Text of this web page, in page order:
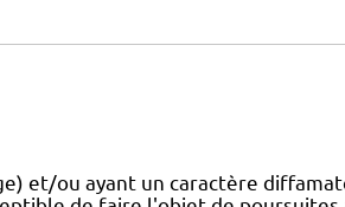
et/ou ayant un caractère